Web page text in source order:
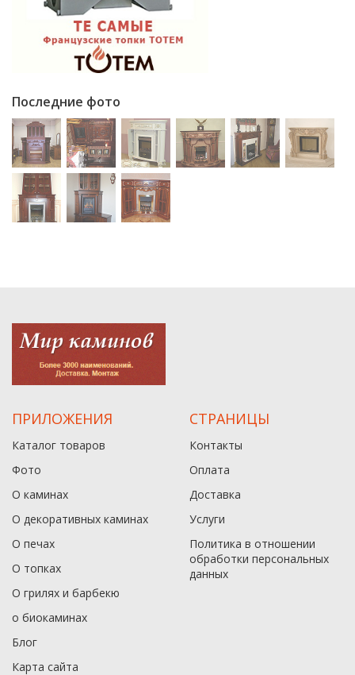
Последние фото
ПРИЛОЖЕНИЯ
Каталог товаров
Фото
О каминах
О декоративных каминах
О печах
О топках
О грилях и барбекю
о биокаминах
Блог
Карта сайта
СТРАНИЦЫ
Контакты
Оплата
Доставка
Услуги
Политика в отношении
обработки персональных
данныx